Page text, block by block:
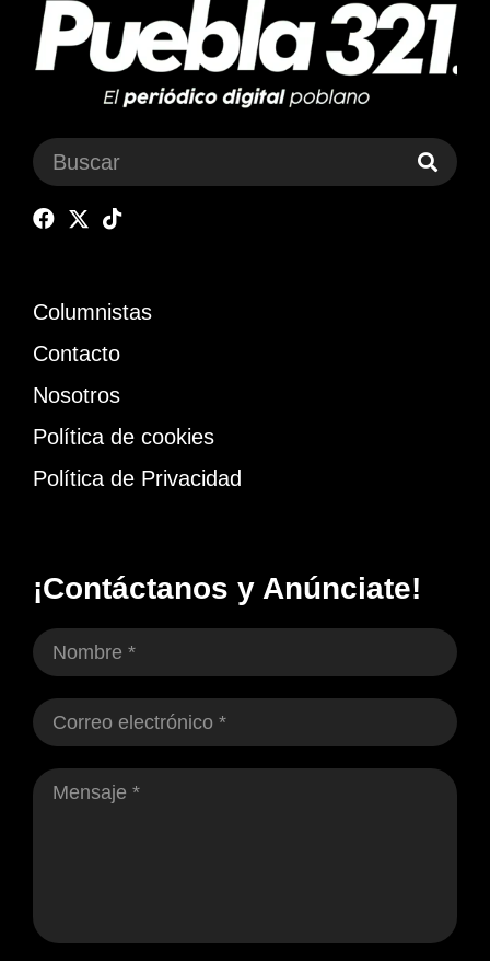
Columnistas
Contacto
Nosotros
Política de cookies
Política de Privacidad
¡Contáctanos y Anúnciate!